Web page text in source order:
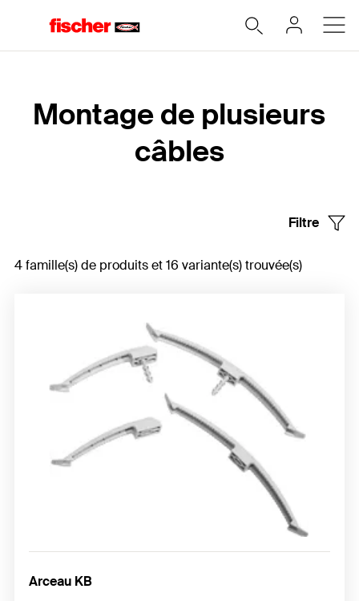
Montage de plusieurs
câbles
Filtre
4 famille(s) de produits et 16 variante(s) trouvée(s)
Arceau KB